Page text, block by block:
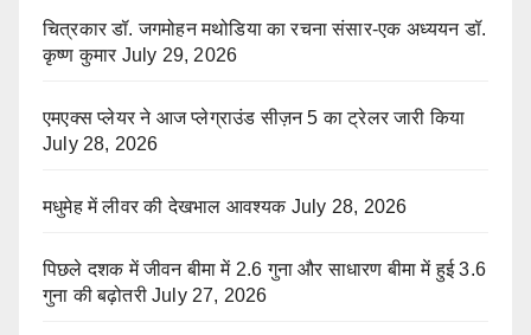
चित्रकार डॉ. जगमोहन मथोडिया का रचना संसार-एक अध्ययन डॉ.
कृष्ण कुमार July 29, 2026
एमएक्स प्लेयर ने आज प्लेग्राउंड सीज़न 5 का ट्रेलर जारी किया
July 28, 2026
मधुमेह में लीवर की देखभाल आवश्यक July 28, 2026
पिछले दशक में जीवन बीमा में 2.6 गुना और साधारण बीमा में हुई 3.6
गुना की बढ़ोतरी July 27, 2026